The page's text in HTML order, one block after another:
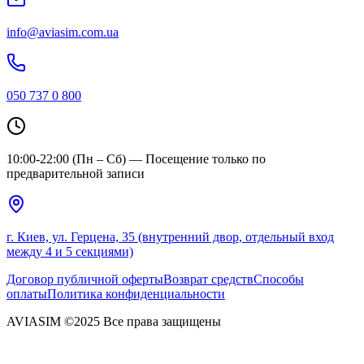
info@aviasim.com.ua
050 737 0 800
10:00-22:00 (Пн – Сб) — Посещение только по
предварительной записи
г. Киев, ул. Герцена, 35 (внутренний двор, отдельный вход
между 4 и 5 секциями)
Договор публичной офертыВозврат средствСпособы
оплатыПолитика конфиденциальности
AVIASIM ©2025 Все права защищены